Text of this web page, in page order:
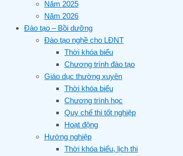
Năm 2025
Năm 2026
Đào tạo – Bồi dưỡng
Đào tạo nghề cho LĐNT
Thời khóa biểu
Chương trình đào tạo
Giáo dục thường xuyên
Thời khóa biểu
Chương trình học
Quy chế thi tốt nghiệp
Hoạt động
Hướng nghiệp
Thời khóa biểu, lịch thi